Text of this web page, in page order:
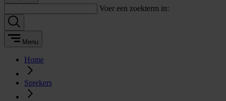
Voer een zoekterm in:
Menu
Home
Sprekers